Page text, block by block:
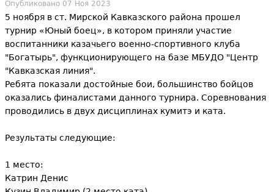
ы
з
д
е
с
ь
Опубликовано 07 Ноя 2023
5 ноября в ст. Мирской Кавказского района прошел
турнир «Юный боец», в котором приняли участие
воспитанники казачьего военно-спортивного клуба
"Богатырь", функционирующего на базе МБУДО "Центр
"Кавказская линия".
Ребята показали достойные бои, большинство бойцов
оказались финалистами данного турнира. Соревнования
проводились в двух дисциплинах кумитэ и ката.
Результаты следующие:
1 место:
Катрин Денис
м
а
п
о
и
с
к